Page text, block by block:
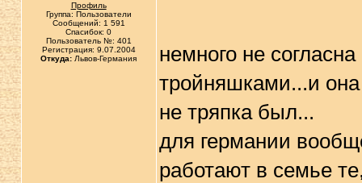
Профиль
Группа: Пользователи
Сообщений: 1 591
Спасибок: 0
Пользователь №: 401
Регистрация: 9.07.2004
Откуда: Львов-Германия
немного не согласна
тройняшками...и
не тряпка был...
для германии
работают в семье